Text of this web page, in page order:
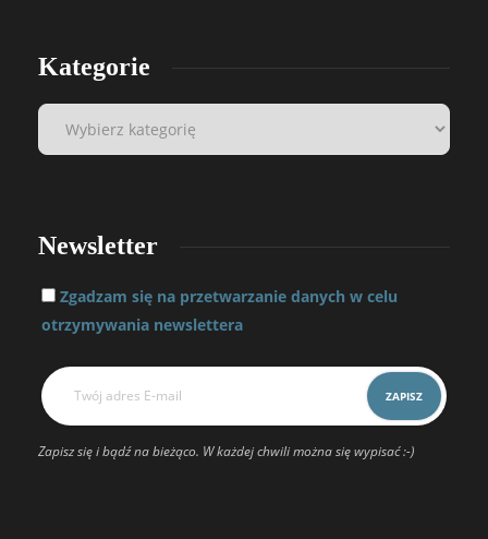
Kategorie
Newsletter
Zgadzam się na przetwarzanie danych w celu
otrzymywania newslettera
Zapisz się i bądź na bieżąco. W każdej chwili można się wypisać :-)